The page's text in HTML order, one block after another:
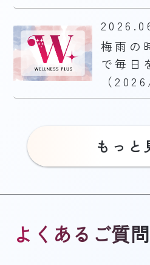
梅雨の
で毎日
（
もっと
よくあるご質問